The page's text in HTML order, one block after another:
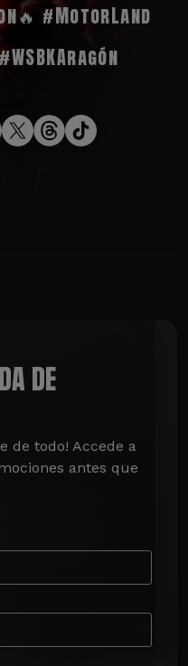
🔥 #MotorLand
DE
de todo! Accede a
antes que